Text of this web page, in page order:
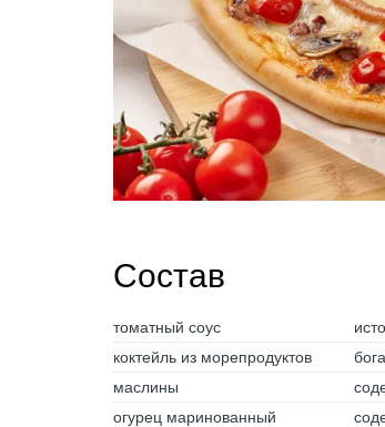
Состав
томатный соус
коктейль из морепродуктов
маслины
огурец маринованный